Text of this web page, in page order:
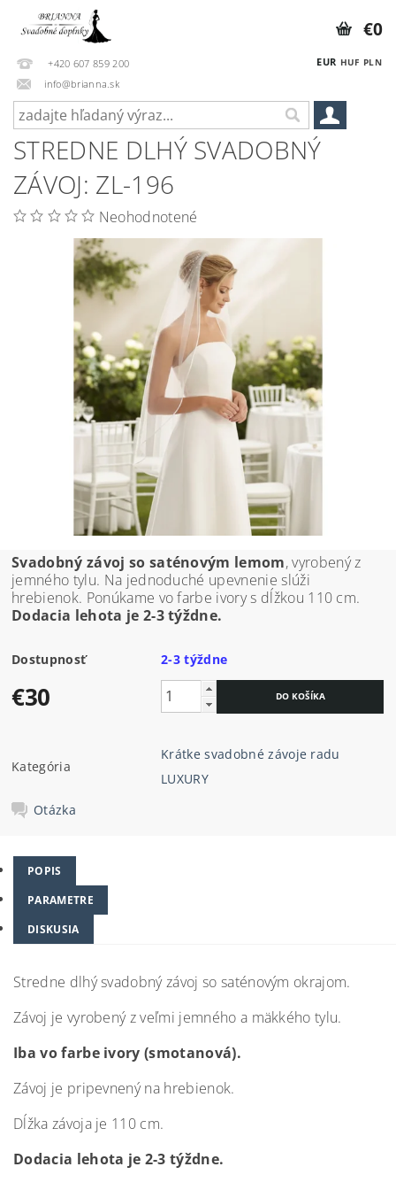
+420 607 859 200
info@brianna.sk
EUR HUF PLN
€0
STREDNE DLHÝ SVADOBNÝ
ZÁVOJ: ZL-196
Neohodnotené
Svadobný závoj so saténovým lemom, vyrobený z
jemného tylu. Na jednoduché upevnenie slúži
hrebienok. Ponúkame vo farbe ivory s dĺžkou 110 cm.
Dodacia lehota je 2-3 týždne.
Dostupnosť 2-3 týždne
€30
Kategória
Krátke svadobné závoje radu
LUXURY
Otázka
POPIS
PARAMETRE
DISKUSIA
Stredne dlhý svadobný závoj so saténovým okrajom.
Závoj je vyrobený z veľmi jemného a mäkkého tylu.
Iba vo farbe ivory (smotanová).
Závoj je pripevnený na hrebienok.
Dĺžka závoja je 110 cm.
Dodacia lehota je 2-3 týždne.